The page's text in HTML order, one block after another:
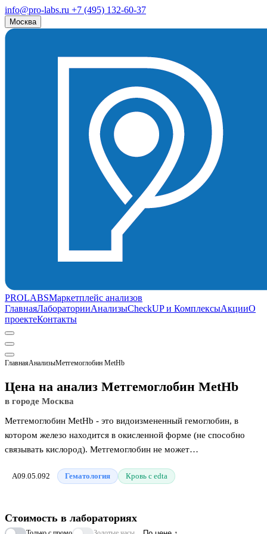
info@pro-labs.ru +7 (495) 132-60-37
Москва
PROLABSМаркетплейс анализов
ГлавнаяЛабораторииАнализыCheckUP и КомплексыАкцииО
проектеКонтакты
ГлавнаяАнализыМетгемоглобин MetHb
Цена на анализ Метгемоглобин MetHb
в городе Москва
Метгемоглобин MetHb - это видоизмененный гемоглобин, в
котором железо находится в окисленной форме (не способно
связывать кислород). Метгемоглобин не может
из тканей. Небольшое количество метгемоглобина (до 1% от
незначительном увеличении уровня метгемоглобина включается
A09.05.092 Гематология Кровь с edta
Стоимость в лабораториях